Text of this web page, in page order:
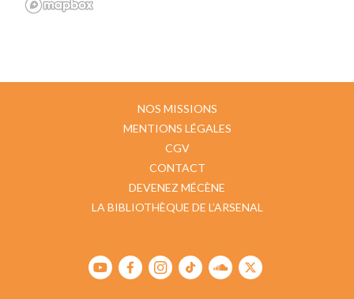
NOS MISSIONS
MENTIONS LÉGALES
CGV
CONTACT
DEVENEZ MÉCÈNE
LA BIBLIOTHÈQUE DE L’ARSENAL